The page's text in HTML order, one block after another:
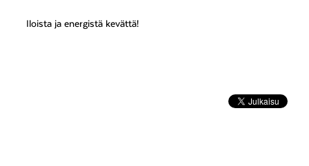
Iloista ja energistä kevättä!